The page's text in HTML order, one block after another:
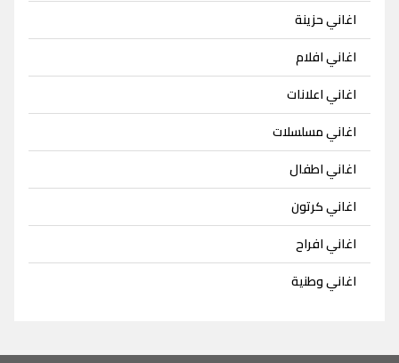
اغاني حزينة
اغاني افلام
اغاني اعلانات
اغاني مسلسلات
اغاني اطفال
اغاني كرتون
اغاني افراح
اغاني وطنية